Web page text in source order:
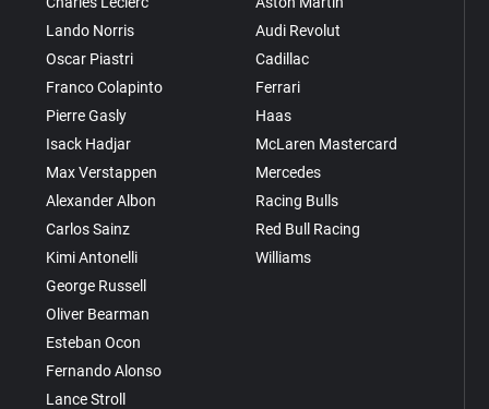
Lando Norris
Oscar Piastri
Franco Colapinto
Pierre Gasly
Isack Hadjar
Max Verstappen
Alexander Albon
Carlos Sainz
Kimi Antonelli
George Russell
Oliver Bearman
Esteban Ocon
Fernando Alonso
Lance Stroll
Audi Revolut
Cadillac
Ferrari
Haas
McLaren Mastercard
Mercedes
Racing Bulls
Red Bull Racing
Williams